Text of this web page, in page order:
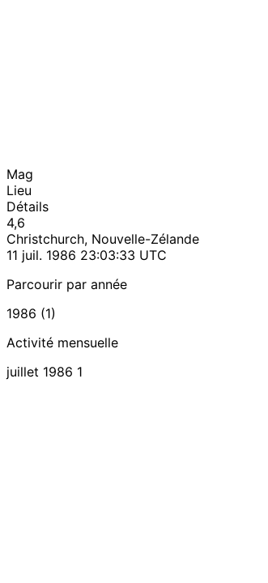
Mag
Lieu
Détails
4,6
Christchurch, Nouvelle-Zélande
11 juil. 1986 23:03:33 UTC
Parcourir par année
1986 (1)
Activité mensuelle
juillet 1986 1